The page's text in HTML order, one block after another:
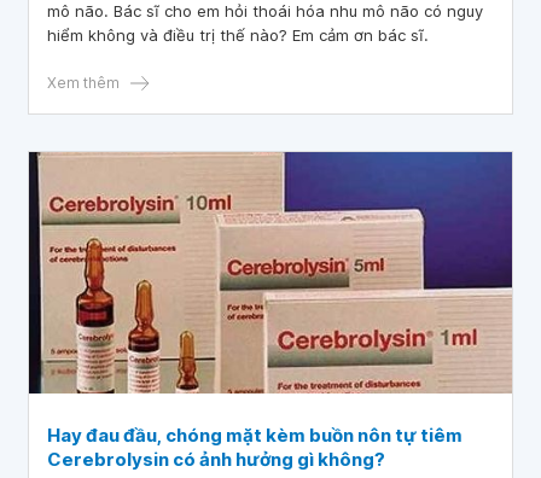
mô não. Bác sĩ cho em hỏi thoái hóa nhu mô não có nguy
hiểm không và điều trị thế nào? Em cảm ơn bác sĩ.
Xem thêm
Hay đau đầu, chóng mặt kèm buồn nôn tự tiêm
Cerebrolysin có ảnh hưởng gì không?